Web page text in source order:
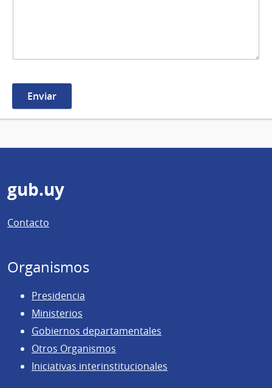
Pie
de
página
gub.uy
Contacto
Organismos
Presidencia
Ministerios
Gobiernos departamentales
Otros Organismos
Iniciativas interinstitucionales